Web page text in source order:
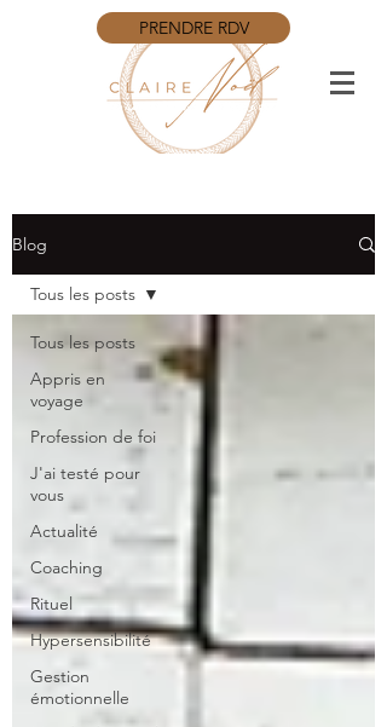
PRENDRE RDV
Blog
Tous les posts
Appris en
voyage
Profession de foi
J'ai testé pour
vous
Actualité
Coaching
Rituel
Hypersensibilité
Gestion
émotionnelle
Tous les posts